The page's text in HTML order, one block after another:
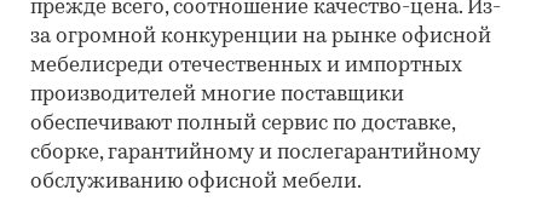
прежде всего, соотношение качество-цена. Из-
за огромной конкуренции на рынке офисной
мебелисреди отечественных и импортных
производителей многие поставщики
обеспечивают полный сервис по доставке,
сборке, гарантийному и послегарантийному
обслуживанию офисной мебели.